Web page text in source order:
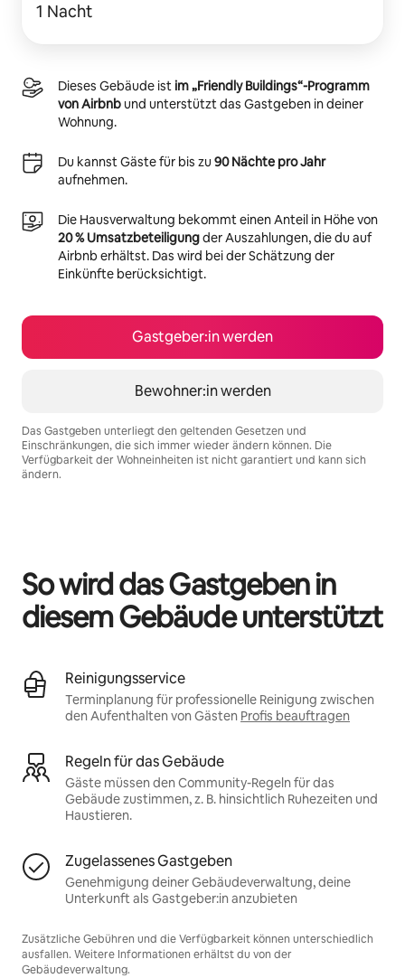
1 Nacht
Dieses Gebäude istim „Friendly Buildings“-Programm
von Airbnbund unterstützt das Gastgeben in deiner
Wohnung.
Du kannst Gäste für bis zu 90 Nächte pro Jahr
aufnehmen.
Die Hausverwaltung bekommt einen Anteil in Höhe von
20 % Umsatzbeteiligungder Auszahlungen, die du auf
Airbnb erhältst. Das wird bei der Schätzung der
Einkünfte berücksichtigt.
Gastgeber:in werden
Bewohner:in werden
Das Gastgeben unterliegt den geltenden Gesetzen und
Einschränkungen, die sich immer wieder ändern können. Die
Verfügbarkeit der Wohneinheiten ist nicht garantiert und kann sich
ändern.
So wird das Gastgeben in
diesem Gebäude unterstützt
Reinigungsservice
Terminplanung für professionelle Reinigung zwischen
den Aufenthalten von Gästen Profis beauftragen
Regeln für das Gebäude
Gäste müssen den Community-Regeln für das
Gebäude zustimmen, z. B. hinsichtlich Ruhezeiten und
Haustieren.
Zugelassenes Gastgeben
Genehmigung deiner Gebäudeverwaltung, deine
Unterkunft als Gastgeber:in anzubieten
Zusätzliche Gebühren und die Verfügbarkeit können unterschiedlich
ausfallen. Weitere Informationen erhältst du von der
Gebäudeverwaltung.